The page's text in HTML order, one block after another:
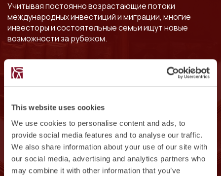
This website uses cookies
We use cookies to personalise content and ads, to
provide social media features and to analyse our traffic.
We also share information about your use of our site with
our social media, advertising and analytics partners who
may combine it with other information that you’ve
Учитывая постоянно возрастающие потоки
международных инвестиций и миграции, многие
инвесторы и состоятельные семьи ищут новые
возможности за рубежом.
В данном докладе представлен сравнительный анализ
регулирования двойного гражданства в разных странах
мира.
В нём содержится подробный обзор и разъяснение
законодательства, регулирующего гражданство (в
частности – двойное гражданство) в разных странах мира.
Этот проект был создан при поддержке многочисленных
юридических фирм с целью ознакомления читателей с
темой двойного гражданства и помощи в решении
практических задач.